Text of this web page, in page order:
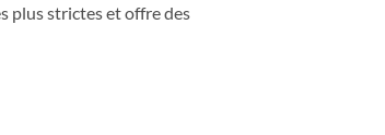
plus strictes et offre des